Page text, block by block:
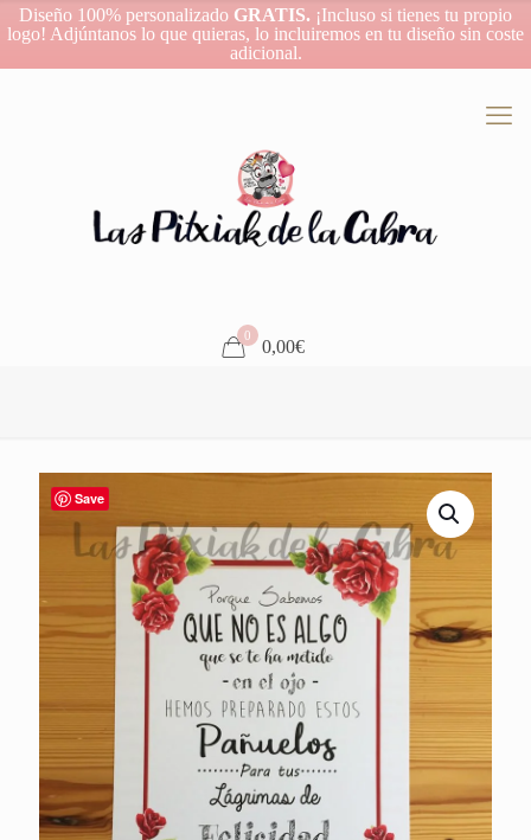
Diseño 100% personalizado GRATIS. ¡Incluso si tienes tu propio
logo! Adjúntanos lo que quieras, lo incluiremos en tu diseño sin coste
adicional.
0
0,00€
Save